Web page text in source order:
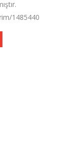
1485440